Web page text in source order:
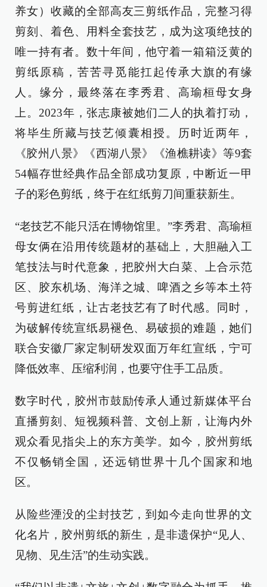
养女）收藏的全部高友三剪纸作品，完整习得
剪刻、着色、用料全套技艺，成为这项绝技的
唯一持有者。数十年间，他守着一箱箱泛黄的
剪纸原稿，苦苦寻觅能扛起传承大旗的有缘
人。缘分，最终落在李秀君、高瑜桓母女身
上。2023年，张志康被她们二人的执着打动，
将毕生所藏与技艺倾囊相授。历时近两年，
《胶州八景》《西湖八景》《渔樵耕读》等9套
54幅存世经典作品全部成功复原，中断近一甲
子的彩色剪纸，终于在红纸剪刀间重获新生。
“老技艺不能只活在博物馆里。”李秀君、高瑜桓
母女俩在沿用传统题材的基础上，大胆融入工
笔技法与时代意象，把胶州大白菜、上合示范
区、胶东机场、海洋之城、啤酒之乡等本土符
号剪进红纸，让古老技艺有了时代感。同时，
为破解传统宣纸易褪色、易破损的难题，她们
联合安徽厂家定制研发双面万年红宣纸，宁可
降低效率、压缩利润，也要守住手工品质。
数字时代，胶州市鼓励传承人通过新媒体平台
直播剪刻、短视频科普、文创上新，让海内外
观众看见指尖上的东方美学。如今，胶州剪纸
不仅畅销全国，还远销世界十几个国家和地
区。
从险些湮没的尘封技艺，到如今走向世界的文
化名片，胶州剪纸的新生，是非遗保护“见人、
见物、见生活”的生动实践。